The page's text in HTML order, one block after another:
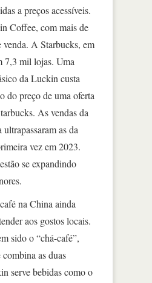
a preços acessíveis.
Coffee, com mais de
A Starbucks, em
7,3 mil lojas. Uma
da Luckin custa
do preço de uma oferta
As vendas da
as da
vez em 2023.
se expandindo
na China ainda
aos gostos locais.
sido o “chá-café”,
as duas
serve bebidas como o